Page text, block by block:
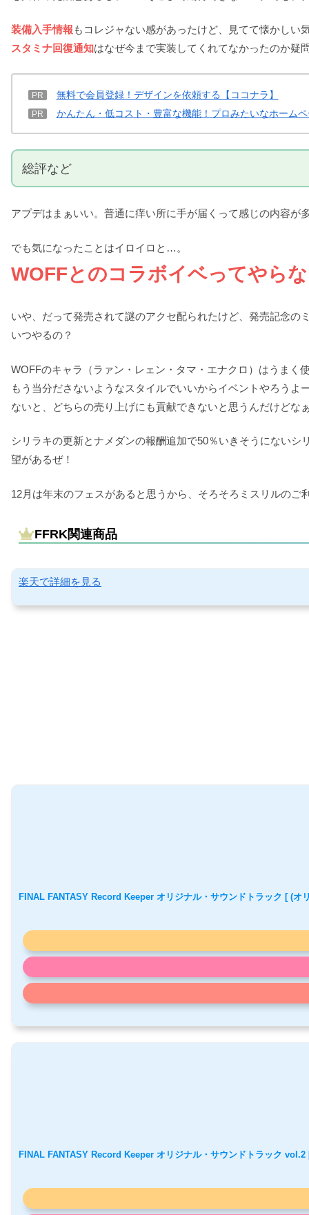
装備入手情報 もコレジャない感があったけど、見てて懐かしい
スタミナ回復通知はなぜ今まで実装してくれてなかったのか疑
PR 無料で会員登録！デザインを依頼する【ココナラ】
PR かんたん・低コスト・豊富な機能！プロみたいなホーム
総評など
アプデはまぁいい。普通に痒い所に手が届くって感じの内容が
でも気になったことはイロイロと…。
WOFFとのコラボイベってやら
いや、だって発売されて謎のアクセ配られたけど、発売記念
いつやるの？
WOFFのキャラ（ラァン・レェン・タマ・エナクロ）はうま
もう当分ださないようなスタイルでいいからイベントやろう
ないと、どちらの売り上げにも貢献できないと思うんだけどな
シリラキの更新とナメダンの報酬追加で50％いきそうにない
望があるぜ！
12月は年末のフェスがあると思うから、そろそろミスリルの
FFRK関連商品
楽天で詳細を見る
FINAL FANTASY Record Keeper オリジナル・サウンドトラック [ (オ
FINAL FANTASY Record Keeper オリジナル・サウンドトラック vol.2